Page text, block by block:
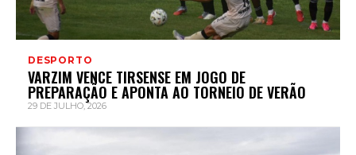
DESPORTO
VARZIM VENCE TIRSENSE EM JOGO DE
PREPARAÇÃO E APONTA AO TORNEIO DE VERÃO
29 DE JULHO, 2026